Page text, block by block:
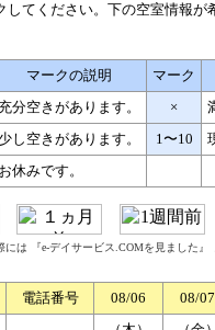
してください。下の空室情報が
マークの説明
マーク
分空きがあります。 ×
少し空きがあります。 1〜10
お休みです。
は 『e-デイサービス.COMを見ました
電話番号 08/06
08/07